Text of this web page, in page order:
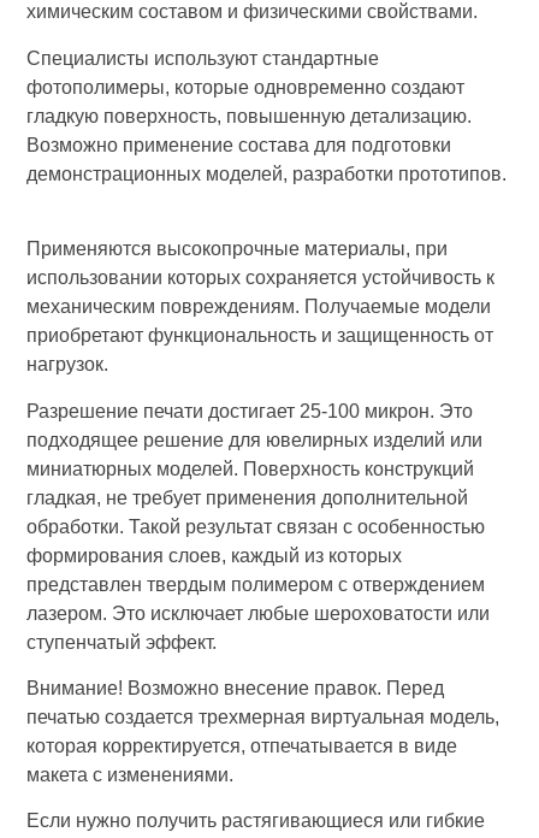
химическим составом и физическими свойствами.
Специалисты используют стандартные
фотополимеры, которые одновременно создают
гладкую поверхность, повышенную детализацию.
Возможно применение состава для подготовки
демонстрационных моделей, разработки прототипов.
Применяются высокопрочные материалы, при
использовании которых сохраняется устойчивость к
механическим повреждениям. Получаемые модели
приобретают функциональность и защищенность от
нагрузок.
Разрешение печати достигает 25-100 микрон. Это
подходящее решение для ювелирных изделий или
миниатюрных моделей. Поверхность конструкций
гладкая, не требует применения дополнительной
обработки. Такой результат связан с особенностью
формирования слоев, каждый из которых
представлен твердым полимером с отверждением
лазером. Это исключает любые шероховатости или
ступенчатый эффект.
Внимание! Возможно внесение правок. Перед
печатью создается трехмерная виртуальная модель,
которая корректируется, отпечатывается в виде
макета с изменениями.
Если нужно получить растягивающиеся или гибкие